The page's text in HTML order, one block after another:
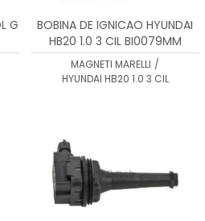
G
BOBINA DE IGNICAO HYUNDAI
HB20 1.0 3 CIL BI0079MM
MAGNETI MARELLI /
HYUNDAI HB20 1.0 3 CIL